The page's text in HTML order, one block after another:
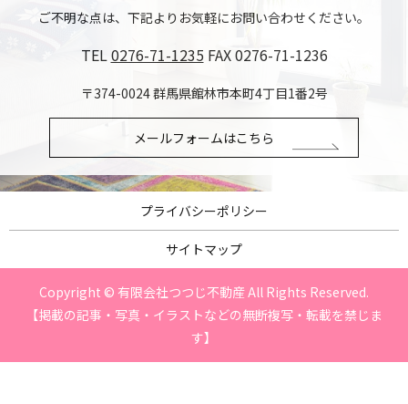
ご不明な点は、下記よりお気軽にお問い合わせください。
TEL0276-71-1235 FAX 0276-71-1236
〒374-0024 群馬県館林市本町4丁目1番2号
メールフォームはこちら
プライバシーポリシー
サイトマップ
Copyright © 有限会社つつじ不動産 All Rights Reserved.
【掲載の記事・写真・イラストなどの無断複写・転載を禁じま
す】